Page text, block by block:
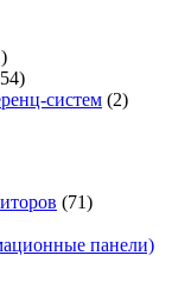
систем (2)
(71)
панели)